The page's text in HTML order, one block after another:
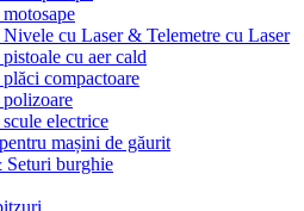
cu Laser & Telemetre cu Laser
cu aer cald
compactoare
electrice
mașini de găurit
burghie